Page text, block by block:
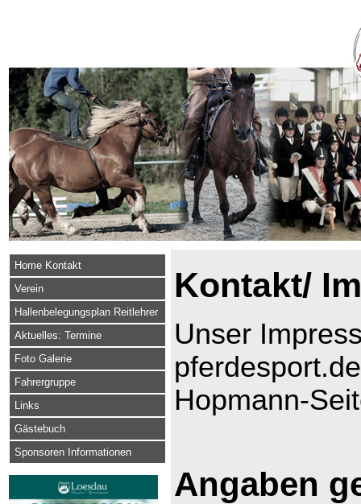
Home Kontakt
Verein
Hallenbelegungsplan Reitlehrer
Aktuelles: Termine
Foto Galerie
Fahrergruppe
Links
Gästebuch
Sponsoren Informationen
Kontakt/
Unser
Hopmann-
Angaben